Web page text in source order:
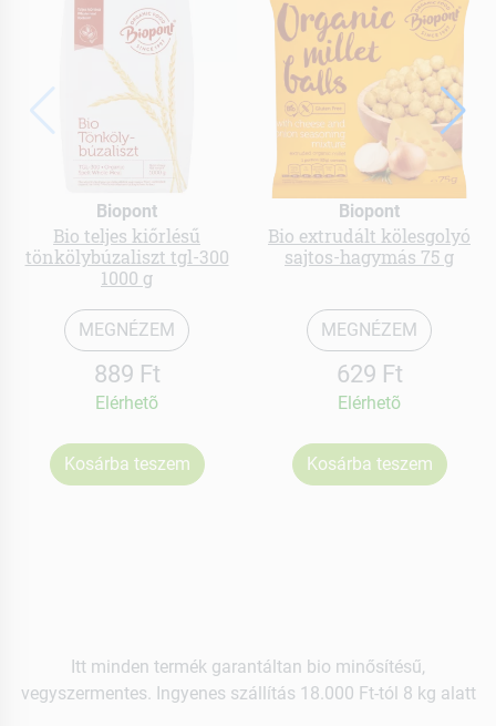
Biopont
Bio teljes kiőrlésű
tönkölybúzaliszt tgl-300
1000 g
MEGNÉZEM
889 Ft
Elérhetõ
Kosárba teszem
Biopont
Bio extrudált kölesgolyó
sajtos-hagymás 75 g
MEGNÉZEM
629 Ft
Elérhetõ
Kosárba teszem
Itt minden termék garantáltan bio minősítésű,
vegyszermentes. Ingyenes szállítás 18.000 Ft-tól 8 kg alatt